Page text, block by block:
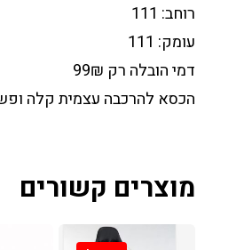
רוחב: 111
עומק: 111
דמי הובלה רק 99₪
הכסא להרכבה עצמית קלה
מוצרים קשורים
וכורסאות במחירים
מהיבואן לצרכן